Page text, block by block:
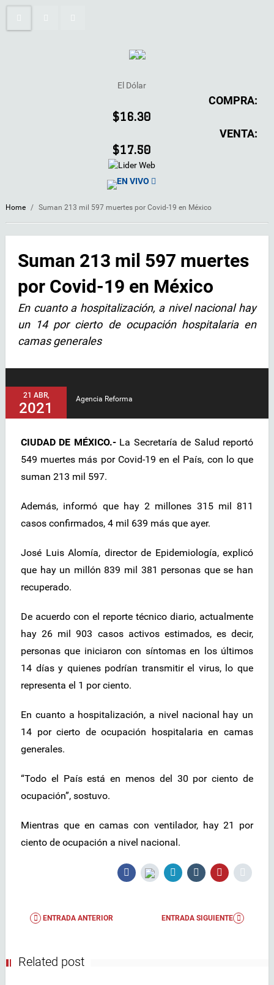
El Dólar
COMPRA:
$16.30
VENTA:
$17.50
EN VIVO
Home / Suman 213 mil 597 muertes por Covid-19 en México
Suman 213 mil 597 muertes
por Covid-19 en México
En cuanto a hospitalización, a nivel nacional hay
un 14 por cierto de ocupación hospitalaria en
camas generales
21 ABR,
2021
Agencia Reforma
CIUDAD DE MÉXICO.- La Secretaría de Salud reportó
549 muertes más por Covid-19 en el País, con lo que
suman 213 mil 597.
Además, informó que hay 2 millones 315 mil 811
casos confirmados, 4 mil 639 más que ayer.
José Luis Alomía, director de Epidemiología, explicó
que hay un millón 839 mil 381 personas que se han
recuperado.
De acuerdo con el reporte técnico diario, actualmente
hay 26 mil 903 casos activos estimados, es decir,
personas que iniciaron con síntomas en los últimos
14 días y quienes podrían transmitir el virus, lo que
representa el 1 por ciento.
En cuanto a hospitalización, a nivel nacional hay un
14 por cierto de ocupación hospitalaria en camas
generales.
“Todo el País está en menos del 30 por ciento de
ocupación”, sostuvo.
Mientras que en camas con ventilador, hay 21 por
ciento de ocupación a nivel nacional.
ENTRADA ANTERIOR ENTRADA SIGUIENTE
Related post